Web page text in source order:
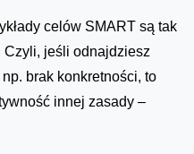
celów SMART są tak
jeśli odnajdziesz
brak konkretności, to
innej zasady –